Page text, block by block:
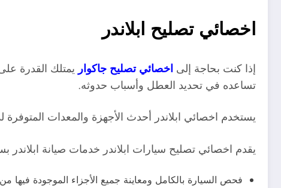
اخصائي تصليح ابلاندر
إذا كنت بحاجة إلى اخصائي تصليح جاكوار يمتلك القدرة
تساعده في تحديد العطل وأسباب حدوثه.
يستخدم اخصائي ابلاندر أحدث الأجهزة والمعدات المتوفرة
يقدم اخصائي تصليح سيارات ابلاندر خدمات صيانة
فحص السيارة بالكامل ومعاينة جميع الأجزاء الموجودة فيها